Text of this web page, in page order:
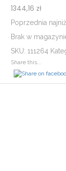
1344,16 zł
Poprzednia
Brak w
SKU: 111264
Share this...